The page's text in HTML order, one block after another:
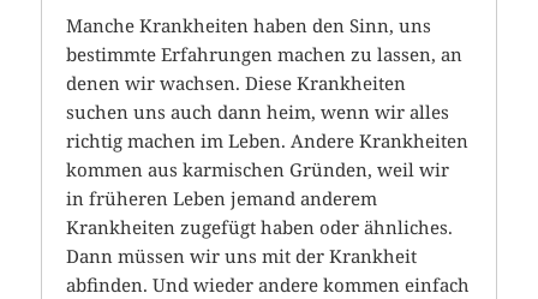
Manche Krankheiten haben den Sinn, uns
bestimmte Erfahrungen machen zu lassen, an
denen wir wachsen. Diese Krankheiten
suchen uns auch dann heim, wenn wir alles
richtig machen im Leben. Andere Krankheiten
kommen aus karmischen Gründen, weil wir
in früheren Leben jemand anderem
Krankheiten zugefügt haben oder ähnliches.
Dann müssen wir uns mit der Krankheit
abfinden. Und wieder andere kommen einfach